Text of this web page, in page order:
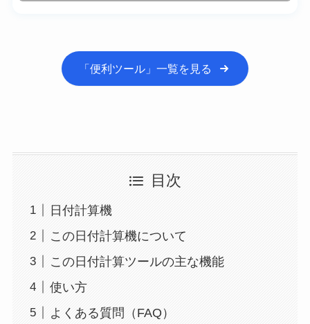
「便利ツール」一覧を見る
目次
日付計算機
この日付計算機について
この日付計算ツールの主な機能
使い方
よくある質問（FAQ）